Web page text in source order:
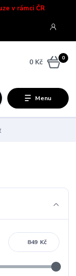
v rámci ČR
Menu
0
0 Kč
Kč